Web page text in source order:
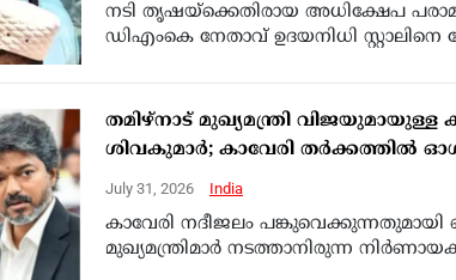
നടി തൃഷയ്‌ക്കെതിരായ അധിക്ഷേപ
ഡിഎംകെ നേതാവ് ഉദയനിധി സ്റ്റാലിനെ
തമിഴ്നാട് മുഖ്യമന്ത്രി വിജയുമായുള്ള
ശിവകുമാർ; കാവേരി തർക്കത്തിൽ
July 31, 2026 India
കാവേരി നദീജലം പങ്കുവെക്കുന്നതുമായി
മുഖ്യമന്ത്രിമാർ നടത്താനിരുന്ന